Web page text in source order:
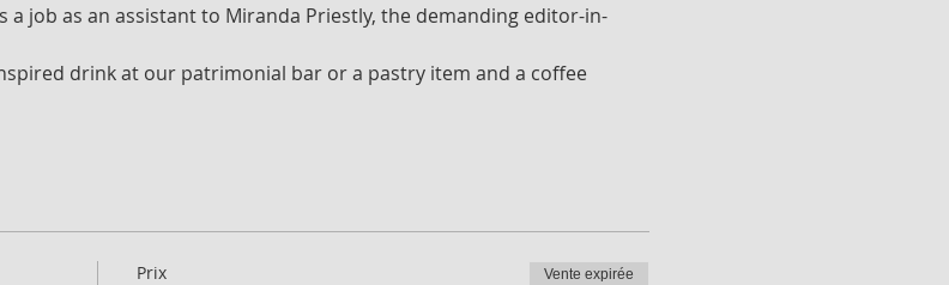
a job as an assistant to Miranda Priestly, the demanding editor-in-
drink at our patrimonial bar or a pastry item and a coffee
Prix Vente expirée